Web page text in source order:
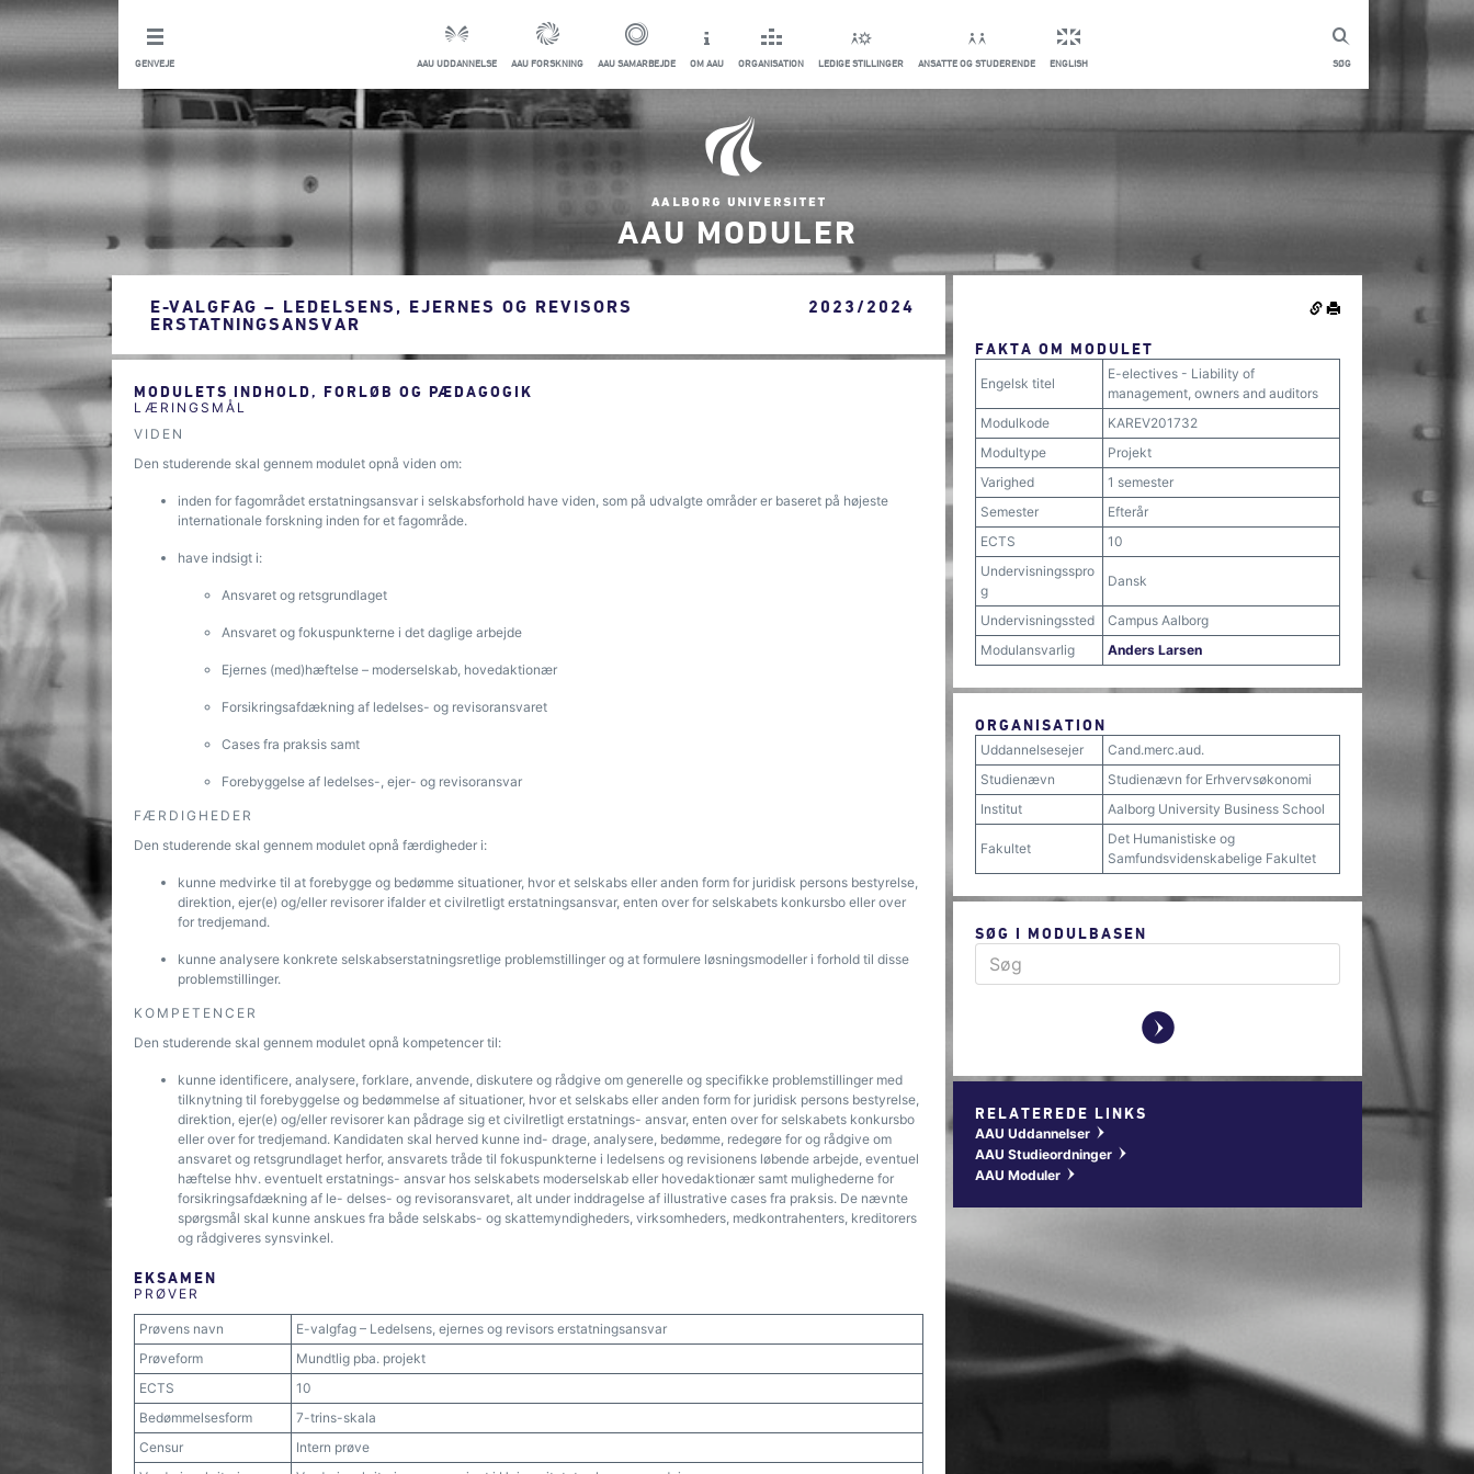
SØG
GENVEJE AAU UDDANNELSE AAU FORSKNING AAU SAMARBEJDE OM AAU ORGANISATION LEDIGE STILLINGER ANSATTE OG STUDERENDE ENGLISH
AAU MODULER
E-VALGFAG – LEDELSENS, EJERNES OG REVISORS
ERSTATNINGSANSVAR
2023/2024
MODULETS INDHOLD, FORLØB OG PÆDAGOGIK
LÆRINGSMÅL
VIDEN
Den studerende skal gennem modulet opnå viden om:
inden for fagområdet erstatningsansvar i selskabsforhold have viden, som på udvalgte områder er baseret på højeste
internationale forskning inden for et fagområde.
have indsigt i:
Ansvaret og retsgrundlaget
Ansvaret og fokuspunkterne i det daglige arbejde
Ejernes (med)hæftelse – moderselskab, hovedaktionær
Forsikringsafdækning af ledelses- og revisoransvaret
Cases fra praksis samt
Forebyggelse af ledelses-, ejer- og revisoransvar
FÆRDIGHEDER
Den studerende skal gennem modulet opnå færdigheder i:
kunne medvirke til at forebygge og bedømme situationer, hvor et selskabs eller anden form for juridisk persons bestyrelse,
direktion, ejer(e) og/eller revisorer ifalder et civilretligt erstatningsansvar, enten over for selskabets konkursbo eller over
for tredjemand.
kunne analysere konkrete selskabserstatningsretlige problemstillinger og at formulere løsningsmodeller i forhold til disse
problemstillinger.
KOMPETENCER
Den studerende skal gennem modulet opnå kompetencer til:
kunne identificere, analysere, forklare, anvende, diskutere og rådgive om generelle og specifikke problemstillinger med
tilknytning til forebyggelse og bedømmelse af situationer, hvor et selskabs eller anden form for juridisk persons bestyrelse,
direktion, ejer(e) og/eller revisorer kan pådrage sig et civilretligt erstatnings- ansvar, enten over for selskabets konkursbo
eller over for tredjemand. Kandidaten skal herved kunne ind- drage, analysere, bedømme, redegøre for og rådgive om
ansvaret og retsgrundlaget herfor, ansvarets tråde til fokuspunkterne i ledelsens og revisionens løbende arbejde, eventuel
hæftelse hhv. eventuelt erstatnings- ansvar hos selskabets moderselskab eller hovedaktionær samt mulighederne for
forsikringsafdækning af le- delses- og revisoransvaret, alt under inddragelse af illustrative cases fra praksis. De nævnte
spørgsmål skal kunne anskues fra både selskabs- og skattemyndigheders, virksomheders, medkontrahenters, kreditorers
og rådgiveres synsvinkel.
EKSAMEN
PRØVER
Prøvens navn
E-valgfag – Ledelsens, ejernes og revisors erstatningsansvar
Prøveform
Mundtlig pba. projekt
ECTS
10
Bedømmelsesform
7-trins-skala
Censur
Intern prøve
FAKTA OM MODULET
Engelsk titel
E-electives - Liability of
management, owners and auditors
Modulkode
KAREV201732
Modultype
Projekt
Varighed
1 semester
Semester
Efterår
ECTS
10
Undervisningsspro
g
Dansk
Undervisningssted
Campus Aalborg
Modulansvarlig
Anders Larsen
ORGANISATION
Uddannelsesejer
Cand.merc.aud.
Studienævn
Studienævn for Erhvervsøkonomi
Institut
Aalborg University Business School
Fakultet
Det Humanistiske og
Samfundsvidenskabelige Fakultet
SØG I MODULBASEN
y
RELATEREDE LINKS
AAU Uddannelser w
AAU Studieordninger w
AAU Moduler w